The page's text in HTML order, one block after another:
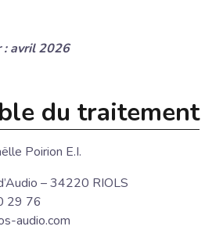
: avril 2026
du traitement
Poirion E.I.
– 34220 RIOLS
29 76
audio.com